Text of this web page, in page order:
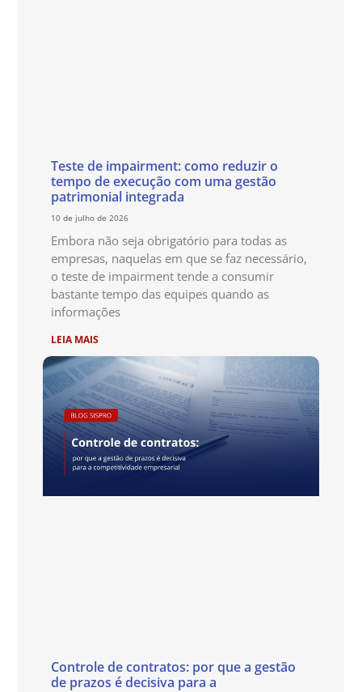
Teste de impairment: como reduzir o
tempo de execução com uma gestão
patrimonial integrada
10 de julho de 2026
Embora não seja obrigatório para todas as
empresas, naquelas em que se faz necessário,
o teste de impairment tende a consumir
bastante tempo das equipes quando as
informações
LEIA MAIS
Controle de contratos: por que a gestão
de prazos é decisiva para a